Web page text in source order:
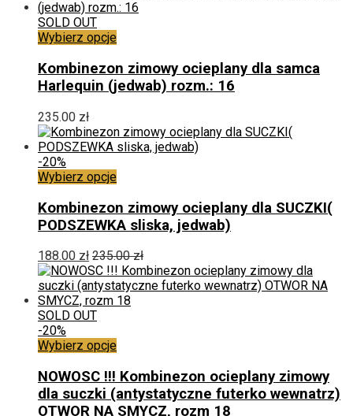
stronie
produktu
SOLD OUT
Wybierz opcjeTen
ma
wiele
wariantów.
można
wybrać
na
stronie
produktu
Kombinezon zimowy ocieplany dla samca
Harlequin (jedwab) rozm.: 16
235.00 zł
-20%
Wybierz opcjeTen
ma
wiele
wariantów.
Opcje
można
wybrać
na
stronie
Kombinezon zimowy ocieplany dla SUCZKI(
PODSZEWKA sliska, jedwab)
188.00 zł 235.00zł
SOLD OUT
-20%
Wybierz opcjeTen
ma
wiele
wariantów.
NOWOSC !!! Kombinezon ocieplany zimowy
dla suczki (antystatyczne futerko wewnatrz)
OTWOR NA SMYCZ, rozm 18